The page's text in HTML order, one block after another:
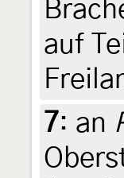
auf
7: an